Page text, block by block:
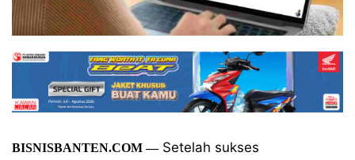
BISNISBANTEN.COM —Setelah sukses